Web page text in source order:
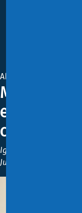
Abril 6, 2020
Ministro
empresas,
compras
Ignacio Briones junto
Juan Pablo Swett, y